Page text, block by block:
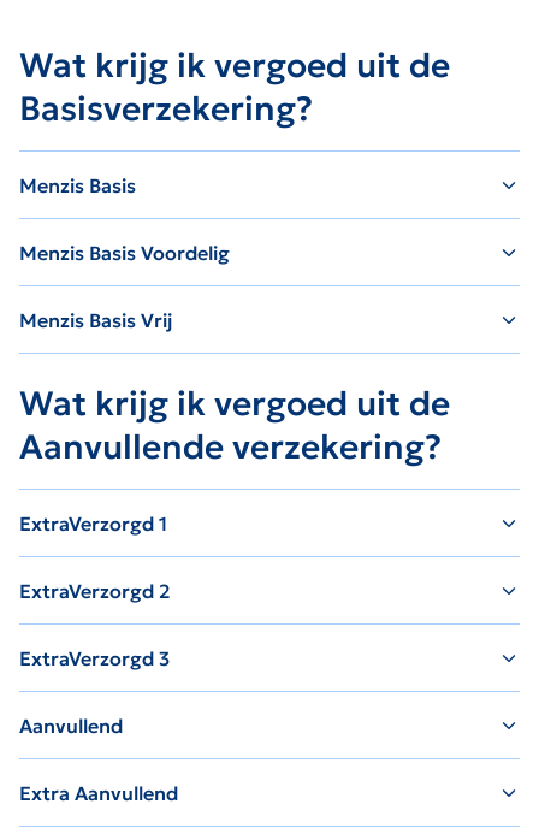
Wat krijg ik vergoed uit de
Basisverzekering?
Menzis Basis
Menzis Basis Voordelig
Menzis Basis Vrij
Wat krijg ik vergoed uit de
Aanvullende verzekering?
ExtraVerzorgd 1
ExtraVerzorgd 2
ExtraVerzorgd 3
Aanvullend
Extra Aanvullend